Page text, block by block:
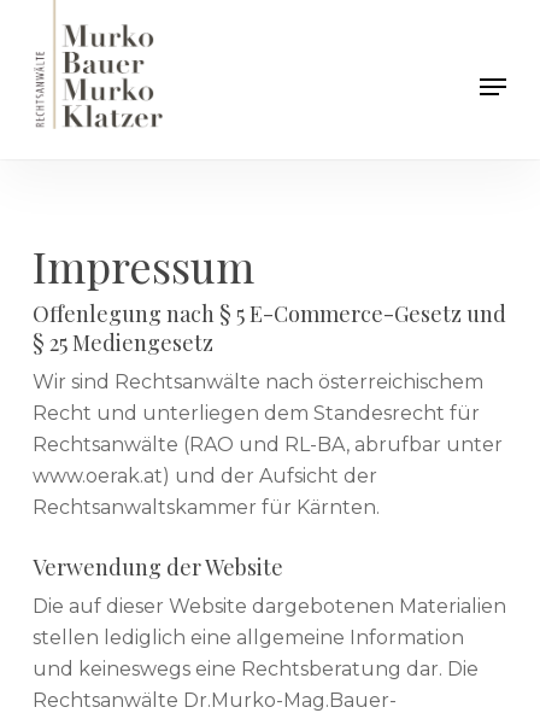
main
content
Menu
Impressum
Offenlegung nach § 5 E-Commerce-Gesetz und
§ 25 Mediengesetz
Wir sind Rechtsanwälte nach österreichischem
Recht und unterliegen dem Standesrecht für
Rechtsanwälte (RAO und RL-BA, abrufbar unter
www.oerak.at) und der Aufsicht der
Rechtsanwaltskammer für Kärnten.
Verwendung der Website
Die auf dieser Website dargebotenen Materialien
stellen lediglich eine allgemeine Information
und keineswegs eine Rechtsberatung dar. Die
Rechtsanwälte Dr.Murko-Mag.Bauer-